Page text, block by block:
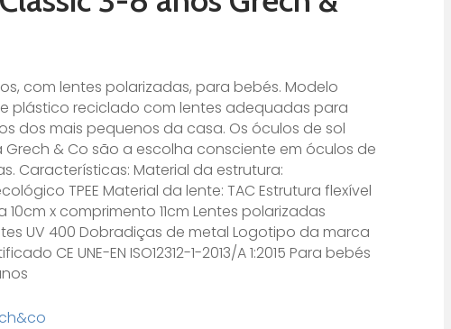
com lentes polarizadas, para bebés. Modelo
plástico reciclado com lentes adequadas para
dos mais pequenos da casa. Os óculos de sol
& Co são a escolha consciente em óculos de
Características: Material da estrutura:
TPEE Material da lente: TAC Estrutura flexível
10cm x comprimento 11cm Lentes polarizadas
UV 400 Dobradiças de metal Logotipo da marca
CE UNE-EN ISO12312-1-2013/A 1:2015 Para bebés